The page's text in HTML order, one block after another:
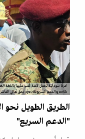
&quot;الدعم السريع&quot; بحق أهالي الفاشر، في مدينة القضارف شرقي السودان، في 6 نوفمبر 2025
"الدعم السريع"